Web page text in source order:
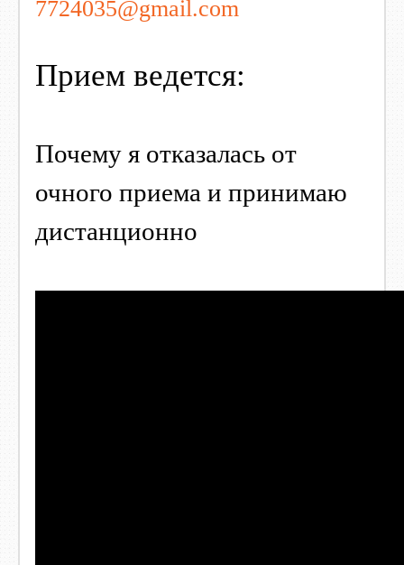
7724035@gmail.com
Прием ведется:
Почему я отказалась от
очного приема и принимаю
дистанционно